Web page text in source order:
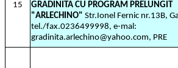
15
GRADINITA CU PROGRAM PRELUNGIT
"ARLECHINO" Str.Ionel Fernic nr.13B,
tel./fax.0236499998, e-mal:
gradinita.arlechino@yahoo.com, PRE